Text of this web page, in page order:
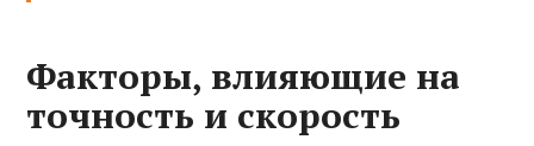
Факторы, влияющие на
точность и скорость